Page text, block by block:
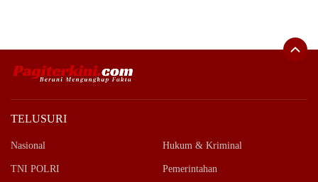
TELUSURI
Nasional Hukum & Kriminal
TNI POLRI Pemerintahan